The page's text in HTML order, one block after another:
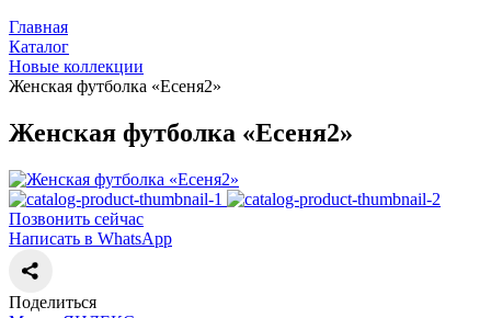
Главная
Каталог
Новые коллекции
Женская футболка «Есеня2»
Женская футболка «Есеня2»
Позвонить сейчас
Написать в WhatsApp
Поделиться